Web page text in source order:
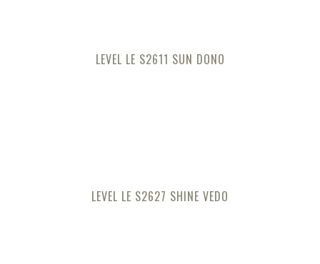
LEVEL LE S2611 SUN DONO
LEVEL LE S2627 SHINE VEDO